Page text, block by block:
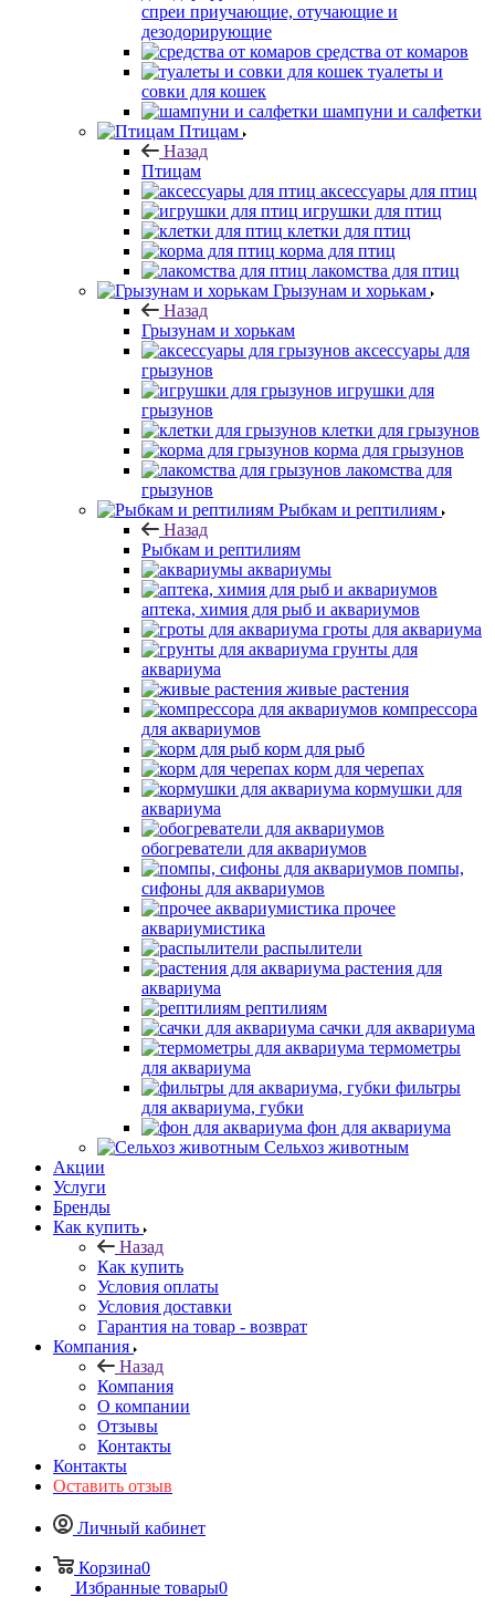
спреи приучающие, отучающие и
дезодорирующие
средства от комаров
туалеты и
совки для кошек
шампуни и салфетки
Птицам
Назад
Птицам
аксессуары для птиц
игрушки для птиц
клетки для птиц
корма для птиц
лакомства для птиц
Грызунам и хорькам
Назад
Грызунам и хорькам
аксессуары для
грызунов
игрушки для
грызунов
клетки для грызунов
корма для грызунов
лакомства для
грызунов
Рыбкам и рептилиям
Назад
Рыбкам и рептилиям
аквариумы
аптека, химия для рыб и аквариумов
гроты для аквариума
грунты для
аквариума
живые растения
компрессора
для аквариумов
корм для рыб
корм для черепах
кормушки для
аквариума
обогреватели для аквариумов
помпы,
сифоны для аквариумов
прочее
аквариумистика
распылители
растения для
аквариума
рептилиям
сачки для аквариума
термометры
для аквариума
фильтры
для аквариума, губки
фон для аквариума
Сельхоз животным
Акции
Услуги
Бренды
Как купить
Назад
Как купить
Условия оплаты
Условия доставки
Гарантия на товар - возврат
Компания
Назад
Компания
О компании
Отзывы
Контакты
Контакты
Оставить отзыв
Личный кабинет
Корзина0
Избранные товары0